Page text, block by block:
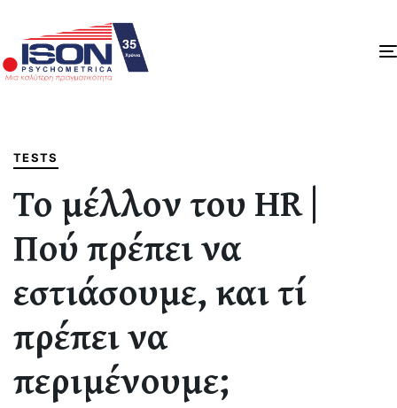
TESTS
Το μέλλον του HR |
Πού πρέπει να
εστιάσουμε, και τί
πρέπει να
περιμένουμε;